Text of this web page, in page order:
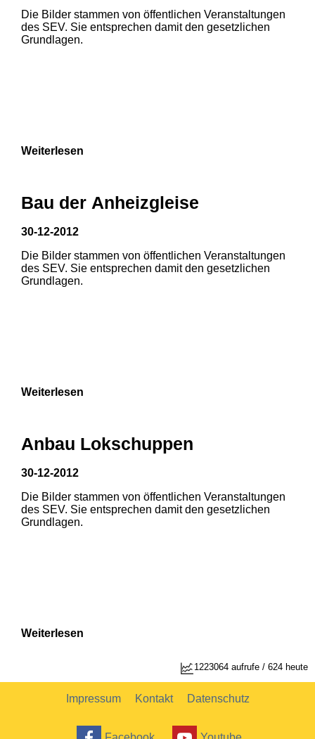
1 2
1 2
1 2
Die Bilder stammen von öffentlichen Veranstaltungen
des SEV. Sie entsprechen damit den gesetzlichen
Grundlagen.
Weiterlesen
Bau der Anheizgleise
30-12-2012
Die Bilder stammen von öffentlichen Veranstaltungen
des SEV. Sie entsprechen damit den gesetzlichen
Grundlagen.
Weiterlesen
Anbau Lokschuppen
30-12-2012
Die Bilder stammen von öffentlichen Veranstaltungen
des SEV. Sie entsprechen damit den gesetzlichen
Grundlagen.
Weiterlesen
1223064 aufrufe / 624 heute
Impressum Kontakt Datenschutz